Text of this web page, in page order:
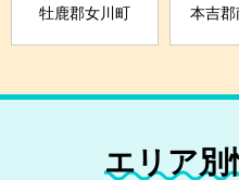
牡鹿郡女川町 本吉
エリア別